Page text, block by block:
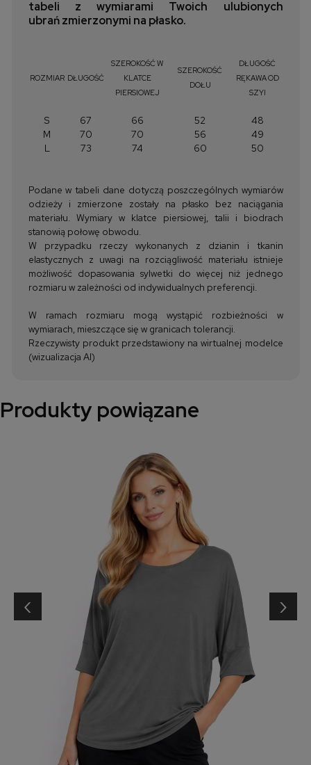
tabeli z wymiarami Twoich ulubionych
ubrań zmierzonymi na płasko.
ROZMIAR DŁUGOŚĆ
SZEROKOŚĆ W
KLATCE
PIERSIOWEJ
SZEROKOŚĆ
DOŁU
DŁUGOŚĆ
RĘKAWA OD
SZYI
S 67 66 52
48
M
70 70 56
49
L
73 74 60 50
Podane w tabeli dane dotyczą poszczególnych wymiarów
odzieży i zmierzone zostały na płasko bez naciągania
materiału. Wymiary w klatce piersiowej, talii i biodrach
stanowią połowę obwodu.
W przypadku rzeczy wykonanych z dzianin i tkanin
elastycznych z uwagi na rozciągliwość materiału istnieje
możliwość dopasowania sylwetki do więcej niż jednego
rozmiaru w zależności od indywidualnych preferencji.
W ramach rozmiaru mogą wystąpić rozbieżności w
wymiarach, mieszczące się w granicach tolerancji.
Rzeczywisty produkt przedstawiony na wirtualnej modelce
(wizualizacja AI)
Produkty powiązane
‹ ›